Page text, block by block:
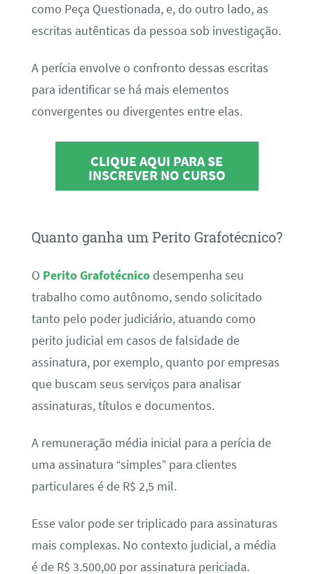
como Peça Questionada, e, do outro lado, as
escritas autênticas da pessoa sob investigação.
A perícia envolve o confronto dessas escritas
para identificar se há mais elementos
convergentes ou divergentes entre elas.
CLIQUE AQUI PARA SE
INSCREVER NO CURSO
Quanto ganha um Perito Grafotécnico?
O Perito Grafotécnicodesempenha seu
trabalho como autônomo, sendo solicitado
tanto pelo poder judiciário, atuando como
perito judicial em casos de falsidade de
assinatura, por exemplo, quanto por empresas
que buscam seus serviços para analisar
assinaturas, títulos e documentos.
A remuneração média inicial para a perícia de
uma assinatura “simples” para clientes
particulares é de R$ 2,5 mil.
Esse valor pode ser triplicado para assinaturas
mais complexas. No contexto judicial, a média
é de R$ 3.500,00 por assinatura periciada.